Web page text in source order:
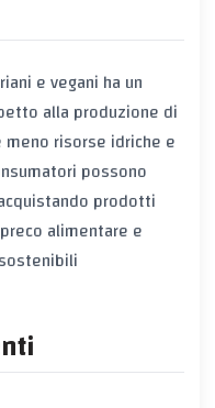
e vegani ha un
alla produzione di
risorse idriche e
possono
prodotti
alimentare e